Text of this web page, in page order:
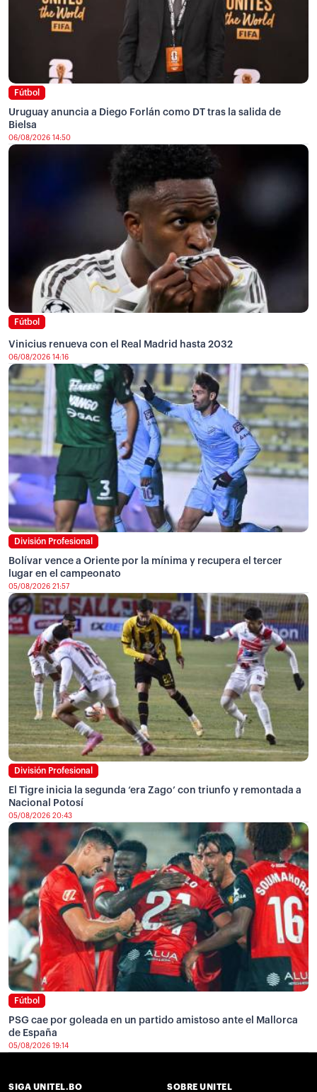
Fútbol
Uruguay anuncia a Diego Forlán como DT tras la salida de
Bielsa
06/08/2026 14:50
Fútbol
Vinicius renueva con el Real Madrid hasta 2032
06/08/2026 14:16
División Profesional
Bolívar vence a Oriente por la mínima y recupera el tercer
lugar en el campeonato
05/08/2026 21:57
División Profesional
El Tigre inicia la segunda ‘era Zago’ con triunfo y remontada a
Nacional Potosí
05/08/2026 20:43
Fútbol
PSG cae por goleada en un partido amistoso ante el Mallorca
de España
05/08/2026 19:14
SIGA UNITEL.BO SOBRE UNITEL